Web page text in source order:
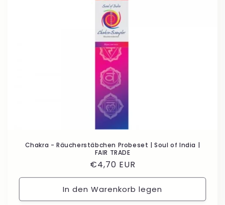
Chakra - Räucherstäbchen Probeset | Soul of India |
FAIR TRADE
Normaler
Preis
€4,70 EUR
In den Warenkorb legen